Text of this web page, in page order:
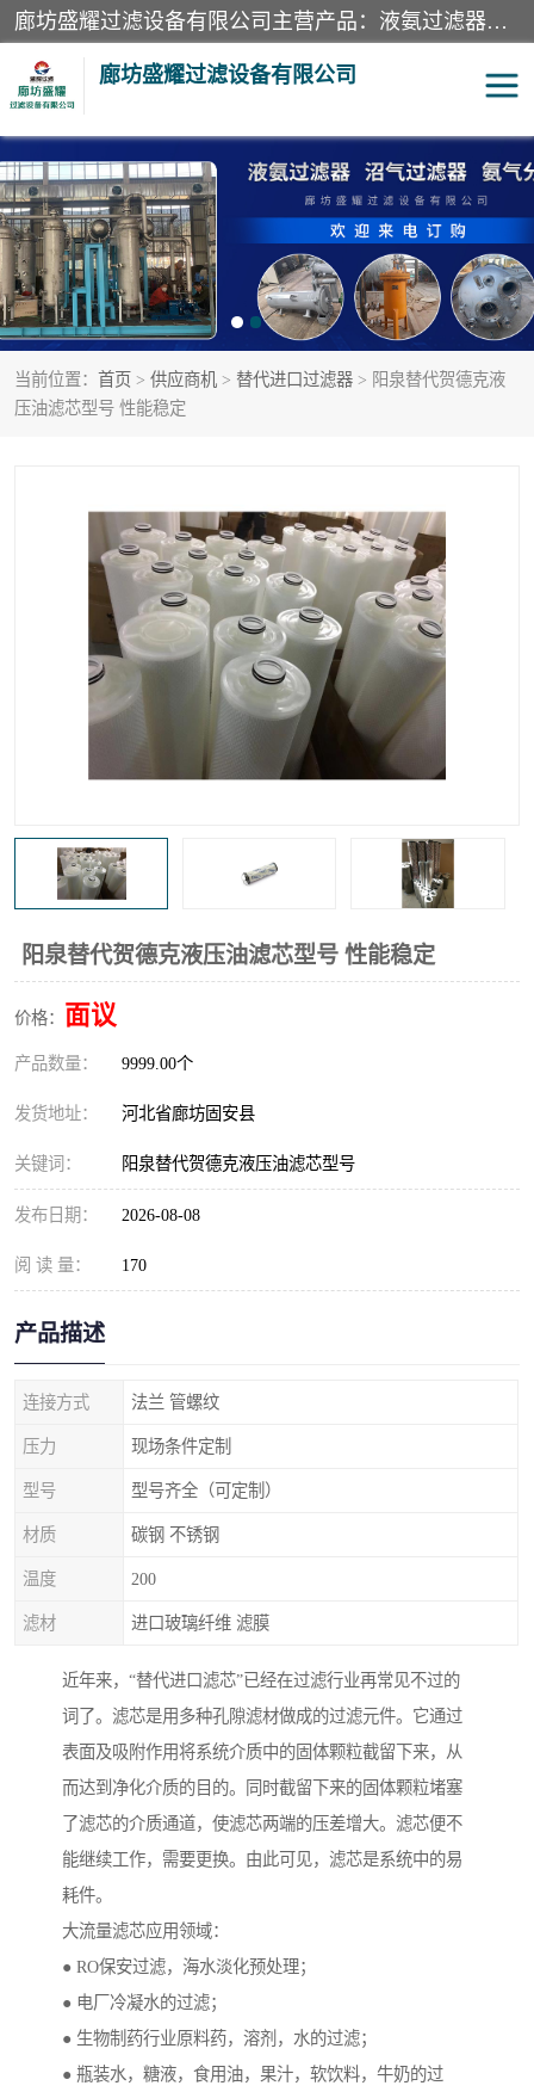
廊坊盛耀过滤设备有限公司主营产品：液氨过滤器、沼气过滤器、氨气分离器、二氧化碳过滤器、过滤器、液氨氨气过滤器、天然气过滤器、管道过滤器、*过滤器、液氨除油除水过滤器、氨气除油除水过滤器、焦炉煤气除焦油过滤器等。
廊坊盛耀过滤设备有限公司
当前位置： 首页 > 供应商机 > 替代进口过滤器 > 阳泉替代贺德克液
压油滤芯型号 性能稳定
阳泉替代贺德克液压油滤芯型号 性能稳定
价格： 面议
产品数量： 9999.00个
发货地址： 河北省廊坊固安县
关键词： 阳泉替代贺德克液压油滤芯型号
发布日期： 2026-08-08
阅 读 量： 170
产品描述
连接方式 法兰 管螺纹
压力 现场条件定制
型号 型号齐全（可定制）
材质 碳钢 不锈钢
温度 200
滤材 进口玻璃纤维 滤膜
近年来，“替代进口滤芯”已经在过滤行业再常见不过的
词了。滤芯是用多种孔隙滤材做成的过滤元件。它通过
表面及吸附作用将系统介质中的固体颗粒截留下来，从
而达到净化介质的目的。同时截留下来的固体颗粒堵塞
了滤芯的介质通道，使滤芯两端的压差增大。滤芯便不
能继续工作，需要更换。由此可见，滤芯是系统中的易
耗件。
大流量滤芯应用领域：
● RO保安过滤，海水淡化预处理；
● 电厂冷凝水的过滤；
● 生物制药行业原料药，溶剂，水的过滤；
● 瓶装水，糖液，食用油，果汁，软饮料，牛奶的过
二氧化碳过滤器 过滤器
液氨氨气过滤器 沼气过滤器
天然气过滤器 管道过滤器
甲醇过滤器 液氨除油除水过滤器
高炉煤气过滤器 替代进口过滤器
化工盐酸气聚结器 耐腐蚀除雾器滤芯